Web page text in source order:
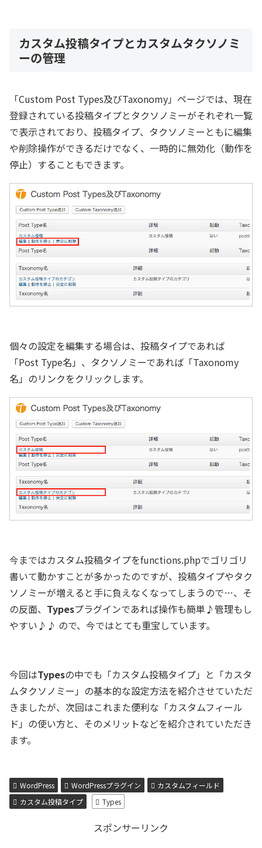
カスタム投稿タイプとカスタムタクソノミ
ーの管理
「Custom Post Types及びTaxonomy」ページでは、現在
登録されている投稿タイプとタクソノミーがそれぞれ一覧
で表示されており、投稿タイプ、タクソノミーともに編集
や削除操作ができるだけでなく、一時的に無効化（動作を
停止）することもできます。
個々の設定を編集する場合は、投稿タイプであれば
「Post Type名」、タクソノミーであれば「Taxonomy
名」のリンクをクリックします。
今まではカスタム投稿タイプをfunctions.phpでゴリゴリ
書いて動かすことが多かったのですが、投稿タイプやタク
ソノミーが増えると手に負えなくなってしまうので…、そ
の反面、 Typesプラグインであれば操作も簡単♪管理もし
やすい♪♪ ので、今ではとても重宝しています。
今回はTypesの中でも「カスタム投稿タイプ」と「カスタ
ムタクソノミー」の基本的な設定方法を紹介させていただ
きましたが、次回はこれまた便利な「カスタムフィール
ド」の使い方と、そのメリットなどを紹介されていただき
ます。
WordPress WordPressプラグイン
カスタムフィールド
カスタム投稿タイプ
Types
スポンサーリンク